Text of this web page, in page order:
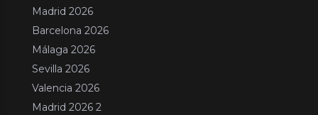
Madrid 2026
Barcelona 2026
Málaga 2026
Sevilla 2026
Valencia 2026
Madrid 2026 2